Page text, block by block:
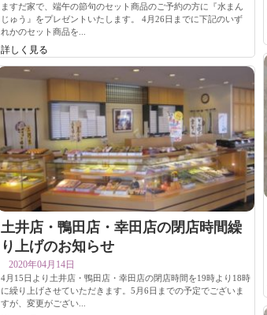
ますだ家で、端午の節句のセット商品のご予約の方に『水まん
じゅう』をプレゼントいたします。 4月26日までに下記のいず
れかのセット商品を...
詳しく見る
土井店・鴨田店・幸田店の閉店時間繰
り上げのお知らせ
2020年04月14日
4月15日より土井店・鴨田店・幸田店の閉店時間を19時より18時
に繰り上げさせていただきます。5月6日までの予定でございま
すが、変更がござい...